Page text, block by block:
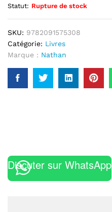
Statut: Rupture de stock
SKU: 9782091575308
Catégorie: Livres
Marque : Nathan
Discuter sur WhatsApp